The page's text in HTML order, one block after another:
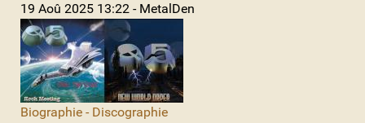
19 Aoû 2025 13:22 - MetalDen
Biographie - Discographie